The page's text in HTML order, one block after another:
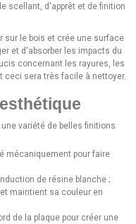
scellant, d'apprêt et de finition
sur le bois et crée une surface
et d'absorber les impacts du
concernant les rayures, les
ceci sera très facile à nettoyer.
variété de belles finitions
mécaniquement pour faire
de résine blanche ;
maintient sa couleur en
de la plaque pour créer une